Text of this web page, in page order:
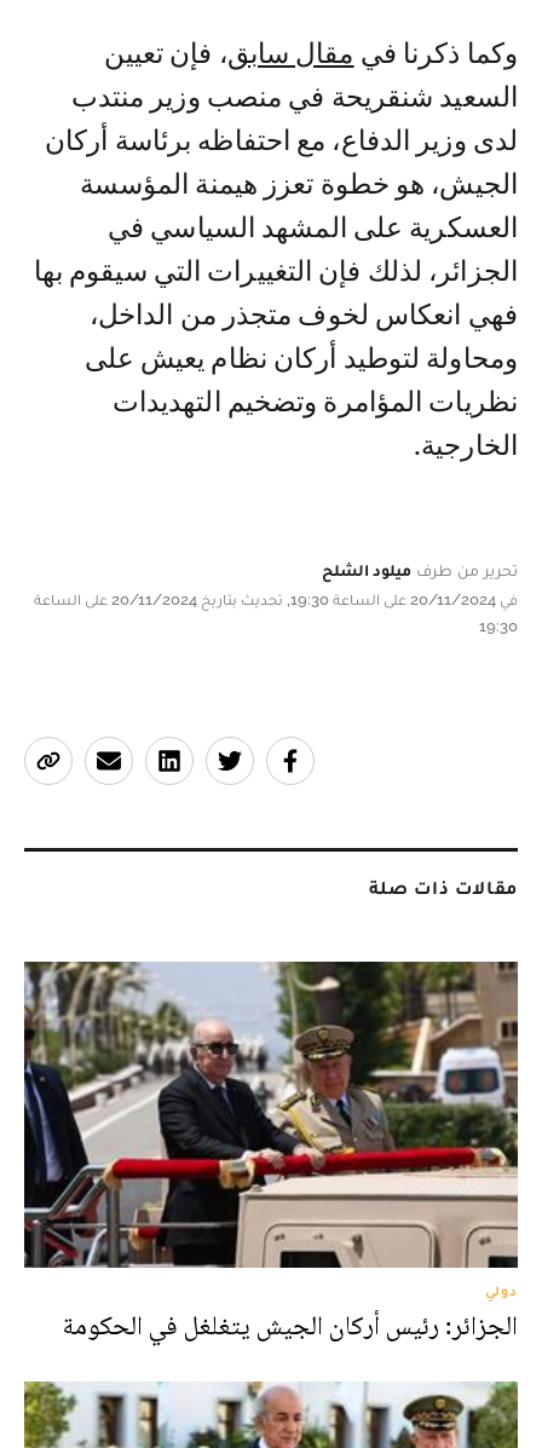
وكما ذكرنا في مقال سابق، فإن تعيين
السعيد شنقريحة في منصب وزير منتدب
لدى وزير الدفاع، مع احتفاظه برئاسة أركان
الجيش، هو خطوة تعزز هيمنة المؤسسة
العسكرية على المشهد السياسي في
الجزائر، لذلك فإن التغييرات التي سيقوم بها
فهي انعكاس لخوف متجذر من الداخل،
ومحاولة لتوطيد أركان نظام يعيش على
نظريات المؤامرة وتضخيم التهديدات
الخارجية.
تحرير من طرف ميلود الشلح
في 20/11/2024 على الساعة 19:30, تحديث بتاريخ 20/11/2024 على الساعة
19:30
مقالات ذات صلة
دولي
الجزائر: رئيس أركان الجيش يتغلغل في الحكومة